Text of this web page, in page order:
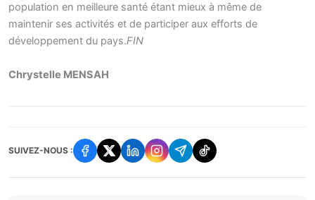
population en meilleure santé étant mieux à même de
maintenir ses activités et de participer aux efforts de
développement du pays.FIN
Chrystelle MENSAH
SUIVEZ-NOUS :